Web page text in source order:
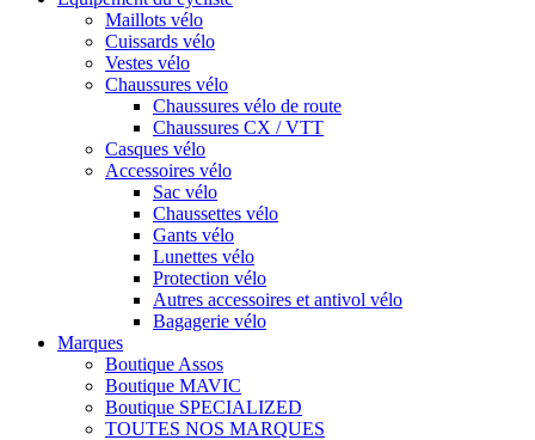
Maillots vélo
Cuissards vélo
Vestes vélo
Chaussures vélo
Chaussures vélo de route
Chaussures CX / VTT
Casques vélo
Accessoires vélo
Sac vélo
Chaussettes vélo
Gants vélo
Lunettes vélo
Protection vélo
Autres accessoires et antivol vélo
Bagagerie vélo
Marques
Boutique Assos
Boutique MAVIC
Boutique SPECIALIZED
TOUTES NOS MARQUES